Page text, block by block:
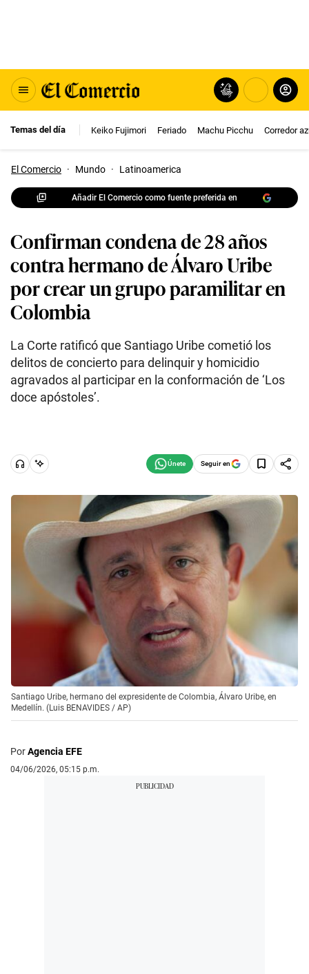
Temas del día Keiko Fujimori Feriado Machu Picchu Corredor
El Comercio · Mundo · Latinoamerica
Añadir El Comercio como fuente preferida en
Confirman condena de 28 años
contra hermano de Álvaro Uribe
por crear un grupo paramilitar en
Colombia
La Corte ratificó que Santiago Uribe cometió los
delitos de concierto para delinquir y homicidio
agravados al participar en la conformación de ‘Los
doce apóstoles’.
Seguir en
Santiago Uribe, hermano del expresidente de Colombia, Álvaro Uribe, en
Medellín. (Luis BENAVIDES / AP)
PorAgencia EFE
04/06/2026, 05:15 p.m.